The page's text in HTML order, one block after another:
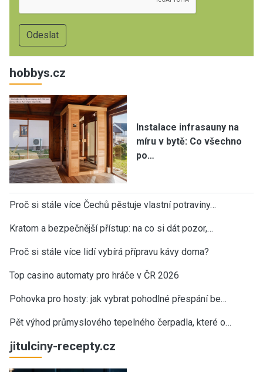
hobbys.cz
Instalace infrasauny na
míru v bytě: Co všechno
po…
Proč si stále více Čechů pěstuje vlastní potraviny…
Kratom a bezpečnější přístup: na co si dát pozor,…
Proč si stále více lidí vybírá přípravu kávy doma?
Top casino automaty pro hráče v ČR 2026
Pohovka pro hosty: jak vybrat pohodlné přespání be…
Pět výhod průmyslového tepelného čerpadla, které o…
jitulciny-recepty.cz